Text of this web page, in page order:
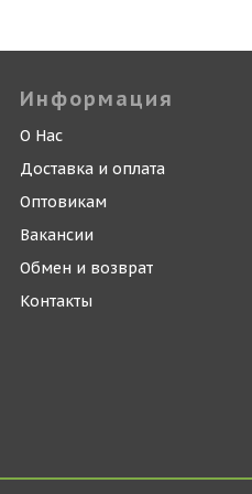
Информация
О Нас
Доставка и оплата
Оптовикам
Вакансии
Обмен и возврат
Контакты